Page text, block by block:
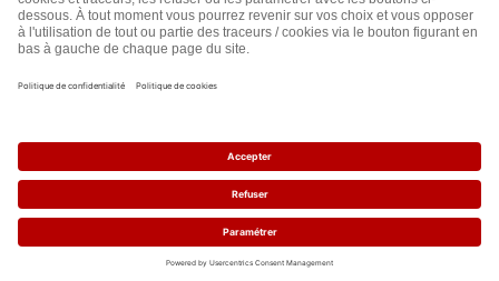
Cookies
2021 - leslignesbougent.org